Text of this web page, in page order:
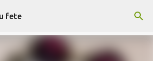
la conținutul principal
fete